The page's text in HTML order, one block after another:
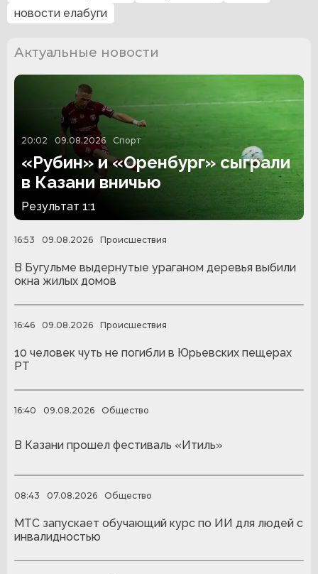
новости елабуги
Актуальные новости
20:02 09.08.2026 Спорт
«Рубин» и «Оренбург» сыграли
в Казани вничью
Результат 1:1
16:53 09.08.2026 Происшествия
В Бугульме выдернутые ураганом деревья выбили
окна жилых домов
16:46 09.08.2026 Происшествия
10 человек чуть не погибли в Юрьевских пещерах
РТ
16:40 09.08.2026 Общество
В Казани прошел фестиваль «Итиль»
08:43 07.08.2026 Общество
МТС запускает обучающий курс по ИИ для людей с
инвалидностью